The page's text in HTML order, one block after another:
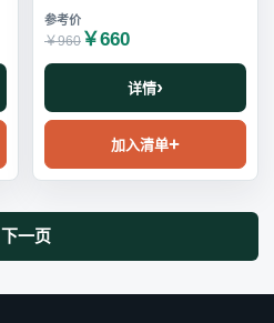
￥960 ￥660
详情
加入清单
下一页